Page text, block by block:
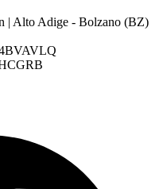
| Alto Adige - Bolzano (BZ)